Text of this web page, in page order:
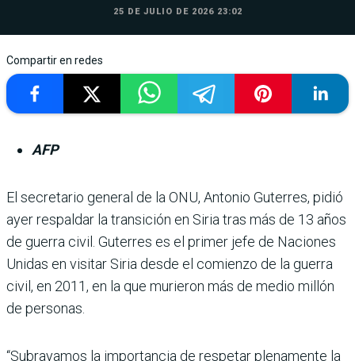
25 DE JULIO DE 2026 23:02
Compartir en redes
AFP
El secretario general de la ONU, Antonio Guterres, pidió
ayer respaldar la transición en Siria tras más de 13 años
de guerra civil. Guterres es el primer jefe de Naciones
Unidas en visitar Siria desde el comienzo de la guerra
civil, en 2011, en la que murieron más de medio millón
de personas.
“Subrayamos la importancia de respetar plenamente la